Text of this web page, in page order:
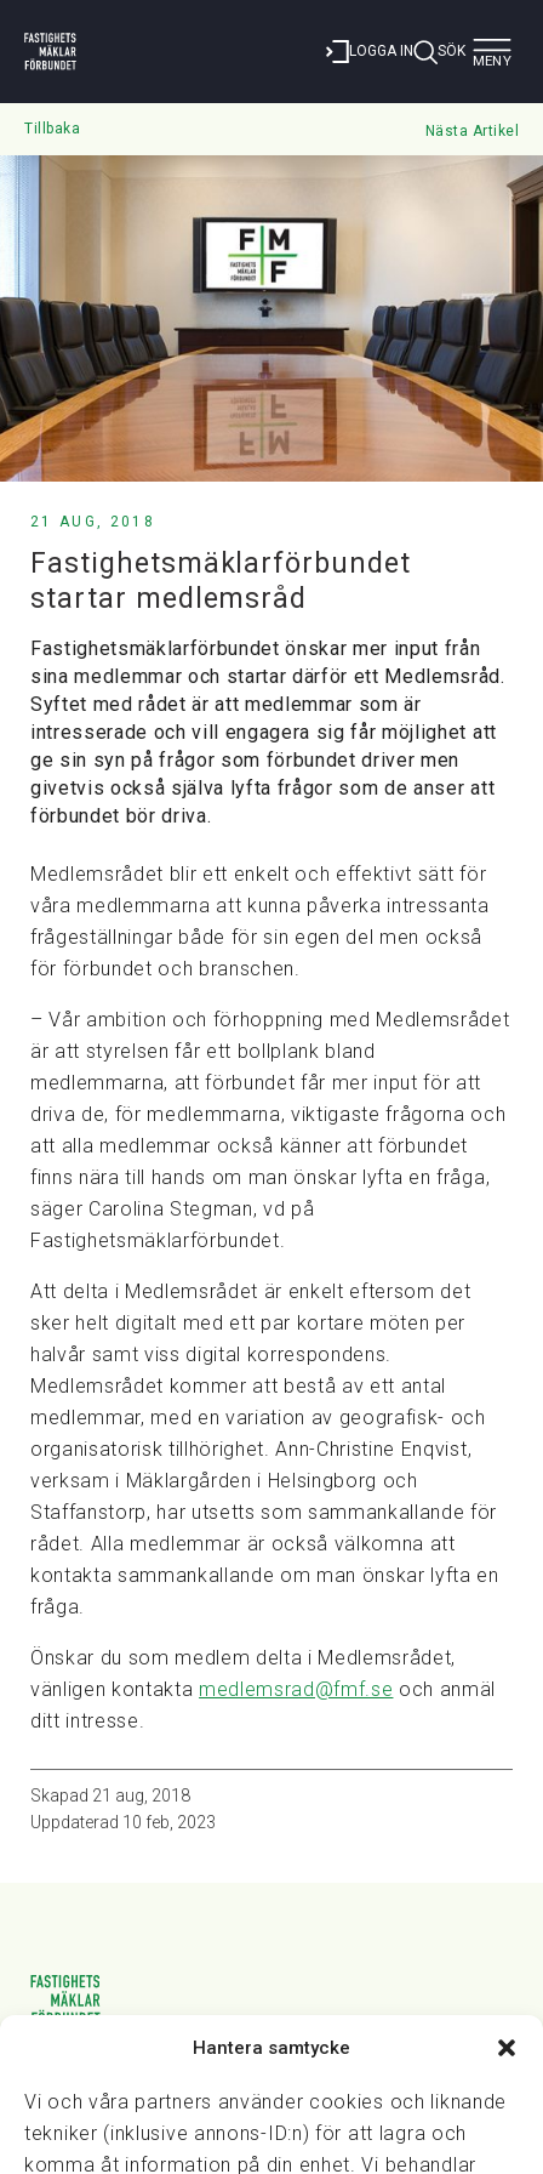
Hantera samtycke
Vi och våra partners använder cookies och liknande
tekniker (inklusive annons-ID:n) för att lagra och
komma åt information på din enhet. Vi behandlar
LOGGA IN SÖK Toggle
MENY
Tillbaka Nästa Artikel
21 AUG, 2018
Fastighetsmäklarförbundet
startar medlemsråd
Fastighetsmäklarförbundet önskar mer input från
sina medlemmar och startar därför ett Medlemsråd.
Syftet med rådet är att medlemmar som är
intresserade och vill engagera sig får möjlighet att
ge sin syn på frågor som förbundet driver men
givetvis också själva lyfta frågor som de anser att
förbundet bör driva.
Medlemsrådet blir ett enkelt och effektivt sätt för
våra medlemmarna att kunna påverka intressanta
frågeställningar både för sin egen del men också
för förbundet och branschen.
– Vår ambition och förhoppning med Medlemsrådet
är att styrelsen får ett bollplank bland
medlemmarna, att förbundet får mer input för att
driva de, för medlemmarna, viktigaste frågorna och
att alla medlemmar också känner att förbundet
finns nära till hands om man önskar lyfta en fråga,
säger Carolina Stegman, vd på
Fastighetsmäklarförbundet.
Att delta i Medlemsrådet är enkelt eftersom det
sker helt digitalt med ett par kortare möten per
halvår samt viss digital korrespondens.
Medlemsrådet kommer att bestå av ett antal
medlemmar, med en variation av geografisk- och
organisatorisk tillhörighet. Ann-Christine Enqvist,
verksam i Mäklargården i Helsingborg och
Staffanstorp, har utsetts som sammankallande för
rådet. Alla medlemmar är också välkomna att
kontakta sammankallande om man önskar lyfta en
fråga.
Önskar du som medlem delta i Medlemsrådet,
vänligen kontakta medlemsrad@fmf.se och anmäl
ditt intresse.
Skapad 21 aug, 2018
Uppdaterad 10 feb, 2023
Vasagatan 28, 111 20 Stockholm
kansli@fmf.se